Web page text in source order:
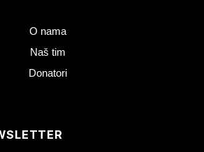
O nama
Naš tim
Donatori